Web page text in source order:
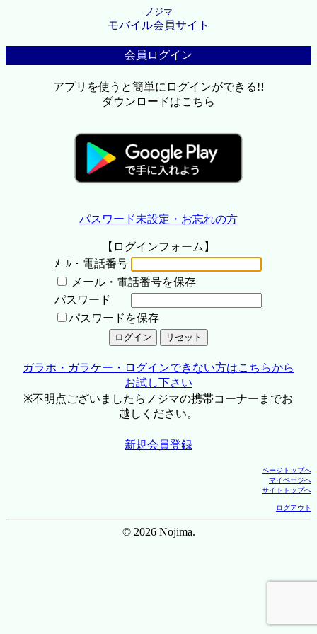
ノジマ
モバイル会員サイト
会員ログイン
アプリを使うと簡単にログインができる!!
ダウンロードはこちら
パスワード未設定・お忘れの方
【ログインフォーム】
ﾒｰﾙ・電話番号
メール・電話番号を保存
パスワード
パスワードを保存
ガラホ・ガラケー・ログインできない方はこちらから
お試し下さい
※不明点ございましたらノジマの携帯コーナーまでお
越しください。
新規会員登録
ページトップへ
マイページへ
サイトトップへ
ログアウト
© 2026 Nojima.